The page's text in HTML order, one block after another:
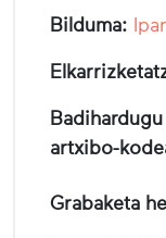
Bilduma:
artxibo-
Grabaketa